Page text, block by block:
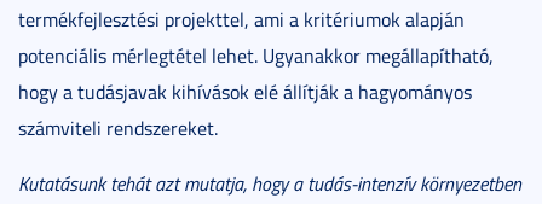
termékfejlesztési projekttel, ami a kritériumok alapján
potenciális mérlegtétel lehet. Ugyanakkor megállapítható,
hogy a tudásjavak kihívások elé állítják a hagyományos
számviteli rendszereket.
Kutatásunk tehát azt mutatja, hogy a tudás-intenzív környezetben